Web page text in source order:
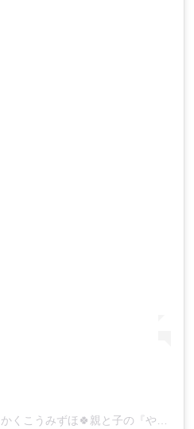
さいたま市浦和区ぐちゃぐちゃ遊び認定講師🎨かくこうみずほ🍀親と子の『やりたい』を見守れる場づくり(@mirai_asobi_lab)がシェアした投稿